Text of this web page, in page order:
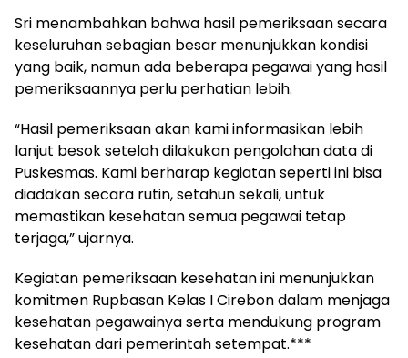
Sri menambahkan bahwa hasil pemeriksaan secara
keseluruhan sebagian besar menunjukkan kondisi
yang baik, namun ada beberapa pegawai yang hasil
pemeriksaannya perlu perhatian lebih.
“Hasil pemeriksaan akan kami informasikan lebih
lanjut besok setelah dilakukan pengolahan data di
Puskesmas. Kami berharap kegiatan seperti ini bisa
diadakan secara rutin, setahun sekali, untuk
memastikan kesehatan semua pegawai tetap
terjaga,” ujarnya.
Kegiatan pemeriksaan kesehatan ini menunjukkan
komitmen Rupbasan Kelas I Cirebon dalam menjaga
kesehatan pegawainya serta mendukung program
kesehatan dari pemerintah setempat.***